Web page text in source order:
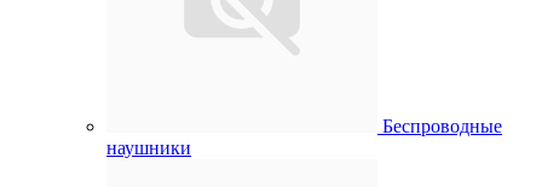
Беспроводные
наушники